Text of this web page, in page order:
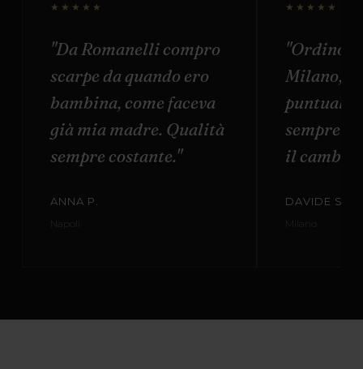
★★★★★
"Da Romanelli compro
scarpe da quando ero
bambina, come faceva
già mia madre. Qualità
sempre costante."
ANNA P.
Napoli
★★★★★
"Ordino
Milano,
puntuale
sempre
il cambio
DAVIDE S.
Milano